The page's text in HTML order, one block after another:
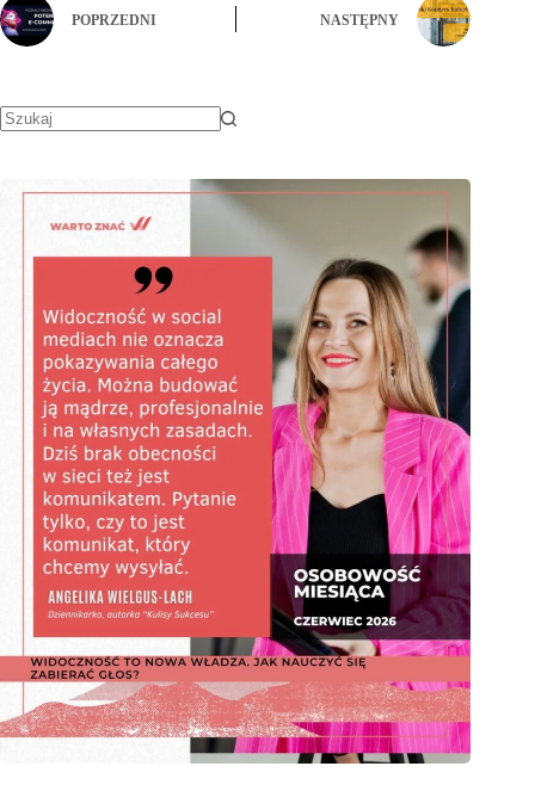
POPRZEDNI NASTĘPNY